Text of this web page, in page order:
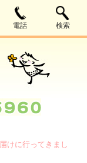
電話 検索
けに行ってきまし